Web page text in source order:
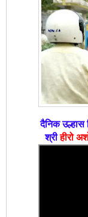
दैनिक
श्रीहीरो